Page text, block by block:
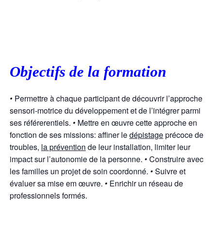
Objectifs de la formation
• Permettre à chaque participant de découvrir l’approche
sensori-motrice du développement et de l’intégrer parmi
ses référerentiels. • Mettre en œuvre cette approche en
fonction de ses missions: affiner ledépistageprécoce de
troubles, la prévention de leur installation, limiter leur
impact sur l’autonomie de la personne. •Construire avec
les familles un projet de soin coordonné. •Suivre et
évaluer sa mise em œuvre. • Enrichir un réseau de
professionnels formés.